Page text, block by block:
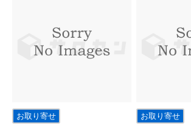
お取り寄せ お取り寄せ